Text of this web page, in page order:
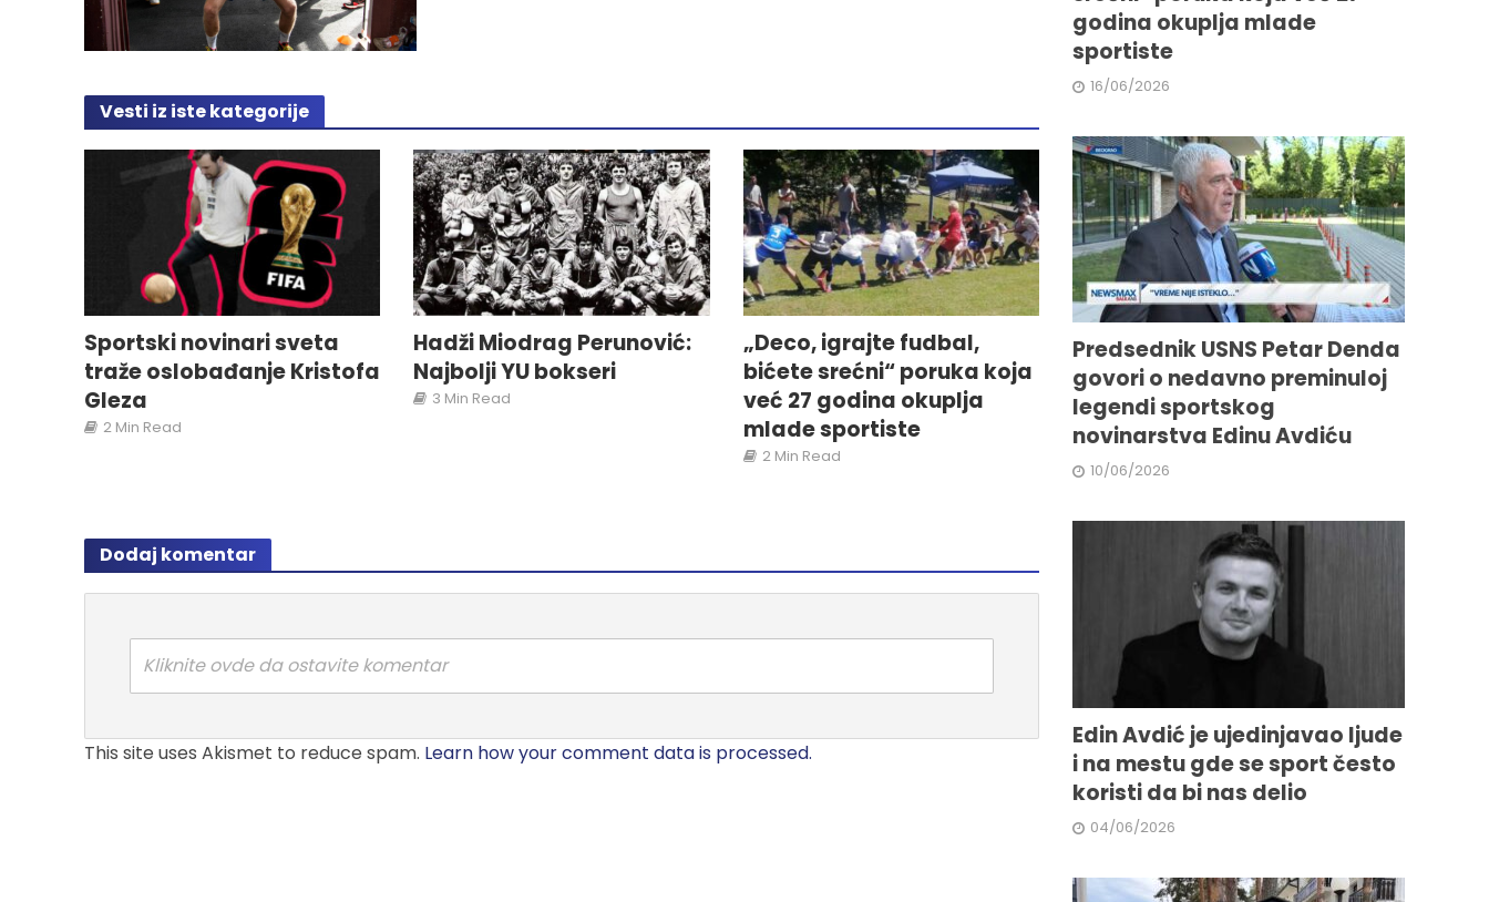
Vesti iz iste kategorije
Sportski novinari sveta
traže oslobađanje Kristofa
Gleza
2 Min Read
Hadži Miodrag Perunović:
Najbolji YU bokseri
3 Min Read
„Deco, igrajte fudbal,
bićete srećni“ poruka koja
već 27 godina okuplja
mlade sportiste
2 Min Read
Dodaj komentar
Kliknite ovde da ostavite komentar
This site uses Akismet to reduce spam. Learn how your comment data is processed.
godina okuplja mlade
sportiste
16/06/2026
Predsednik USNS Petar Denda
govori o nedavno preminuloj
legendi sportskog
novinarstva Edinu Avdiću
10/06/2026
Edin Avdić je ujedinjavao ljude
i na mestu gde se sport često
koristi da bi nas delio
04/06/2026